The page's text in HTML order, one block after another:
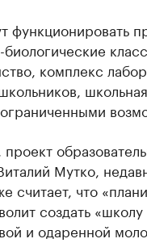
функционировать
комплекс
Мутко,
считает, что
создать «школу
и одаренной